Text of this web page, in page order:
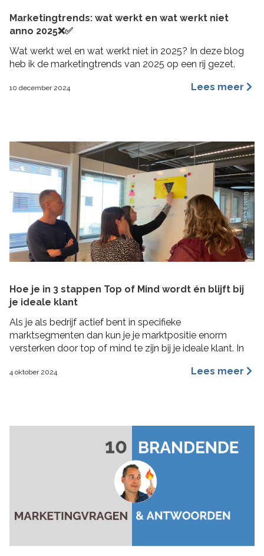
Marketingtrends: wat werkt en wat werkt niet
anno 2025❌✅
Wat werkt wel en wat werkt niet in 2025? In deze blog
heb ik de marketingtrends van 2025 op een rij gezet.
10 december 2024 Lees meer
Hoe je in 3 stappen Top of Mind wordt én blijft bij
je ideale klant
Als je als bedrijf actief bent in specifieke
marktsegmenten dan kun je je marktpositie enorm
versterken door top of mind te zijn bij je ideale klant. In
of Mind positie kunt veroveren bij je ideale klant met de
4 oktober 2024 Lees meer